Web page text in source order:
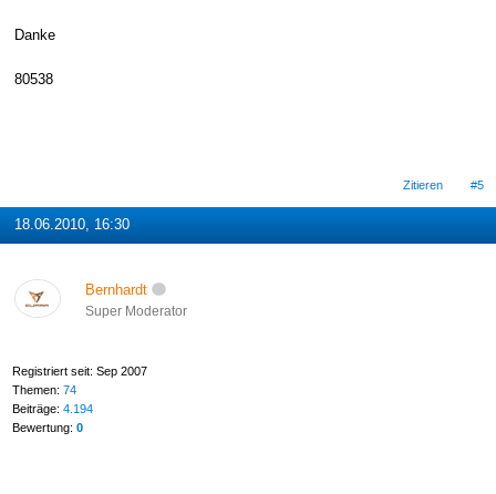
Danke
80538
Zitieren #5
18.06.2010, 16:30
Bernhardt
Super Moderator
Registriert seit: Sep 2007
Themen: 74
Beiträge: 4.194
Bewertung: 0